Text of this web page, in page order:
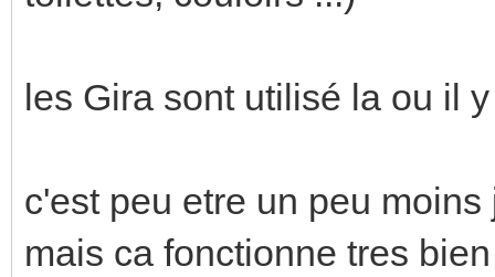
les Gira sont utilisé la ou il
c'est peu etre un peu
mais ca fonctionne tres